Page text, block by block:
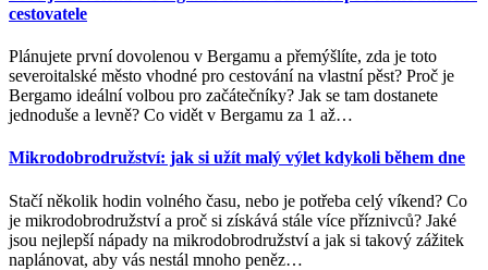
cestovatele
Plánujete první dovolenou v Bergamu a přemýšlíte, zda je toto
severoitalské město vhodné pro cestování na vlastní pěst? Proč je
Bergamo ideální volbou pro začátečníky? Jak se tam dostanete
jednoduše a levně? Co vidět v Bergamu za 1 až…
Mikrodobrodružství: jak si užít malý výlet kdykoli během dne
Stačí několik hodin volného času, nebo je potřeba celý víkend? Co
je mikrodobrodružství a proč si získává stále více příznivců? Jaké
jsou nejlepší nápady na mikrodobrodružství a jak si takový zážitek
naplánovat, aby vás nestál mnoho peněz…